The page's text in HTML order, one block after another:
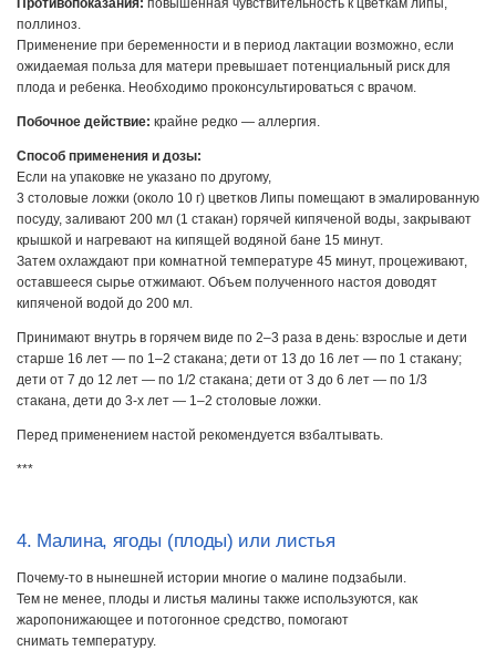
поллиноз.
Применение при беременности и в период лактации возможно, если
ожидаемая польза для матери превышает потенциальный риск для
плода и ребенка. Необходимо проконсультироваться с врачом.
Побочное действие: крайне редко — аллергия.
Способ применения и дозы:
Если на упаковке не указано по другому,
3 столовые ложки (около 10 г) цветков Липы помещают в эмалированную
посуду, заливают 200 мл (1 стакан) горячей кипяченой воды, закрывают
крышкой и нагревают на кипящей водяной бане 15 минут.
Затем охлаждают при комнатной температуре 45 минут, процеживают,
оставшееся сырье отжимают. Объем полученного настоя доводят
кипяченой водой до 200 мл.
Принимают внутрь в горячем виде по 2–3 раза в день: взрослые и дети
старше 16 лет — по 1–2 стакана; дети от 13 до 16 лет — по 1 стакану;
дети от 7 до 12 лет — по 1/2 стакана; дети от 3 до 6 лет — по 1/3
стакана, дети до 3-х лет — 1–2 столовые ложки.
Перед применением настой рекомендуется взбалтывать.
***
4. Малина, ягоды (плоды) или листья
Почему-то в нынешней истории многие о малине подзабыли.
Тем не менее, плоды и листья малины также используются, как
жаропонижающее и потогонное средство, помогают
снимать температуру.